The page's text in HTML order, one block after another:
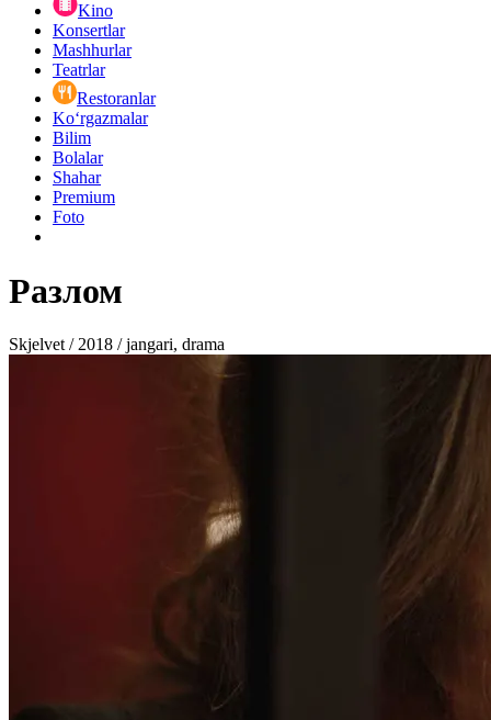
Kino
Konsertlar
Mashhurlar
Teatrlar
Restoranlar
Ko‘rgazmalar
Bilim
Bolalar
Shahar
Premium
Foto
Разлом
Skjelvet / 2018 / jangari, drama